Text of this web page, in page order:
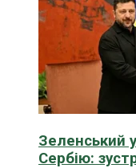
Зеленський
Сербію: